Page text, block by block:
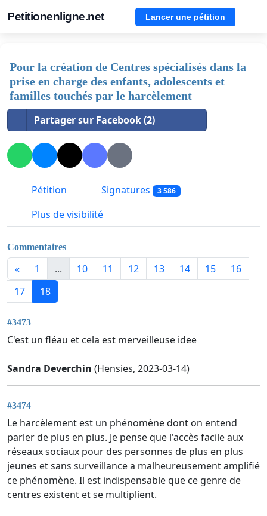
Petitionenligne.net Lancer une pétition
Pour la création de Centres spécialisés dans la
prise en charge des enfants, adolescents et
familles touchés par le harcèlement
Partager sur Facebook (2)
Pétition Signatures 3 586
Plus de visibilité
Commentaires
« 1 ... 10 11 12 13 14 15
16
17
18
#3473
C'est un fléau et cela est merveilleuse idee
Sandra Deverchin (Hensies, 2023-03-14)
#3474
Le harcèlement est un phénomène dont on entend
parler de plus en plus. Je pense que l'accès facile aux
réseaux sociaux pour des personnes de plus en plus
jeunes et sans surveillance a malheureusement amplifié
ce phénomène. Il est indispensable que ce genre de
centres existent et se multiplient.